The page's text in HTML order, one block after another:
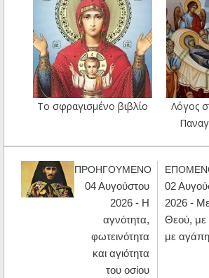
Το σφραγισμένο βιβλίο
Λόγος
ΠΡΟΗΓΟΥΜΕΝΟ
04 Αυγούστου
2026 - Η
αγνότητα,
φωτεινότητα
και αγιότητα
του οσίου
02
2026 -
Θεού, με
με αγάπη